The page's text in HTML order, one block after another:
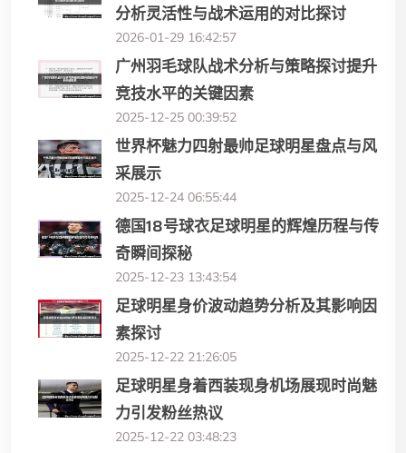
分析灵活性与战术运用的对比探讨
2026-01-29 16:42:57
广州羽毛球队战术分析与策略探讨提升
竞技水平的关键因素
2025-12-25 00:39:52
世界杯魅力四射最帅足球明星盘点与风
采展示
2025-12-24 06:55:44
德国18号球衣足球明星的辉煌历程与传
奇瞬间探秘
2025-12-23 13:43:54
足球明星身价波动趋势分析及其影响因
素探讨
2025-12-22 21:26:05
足球明星身着西装现身机场展现时尚魅
力引发粉丝热议
2025-12-22 03:48:23